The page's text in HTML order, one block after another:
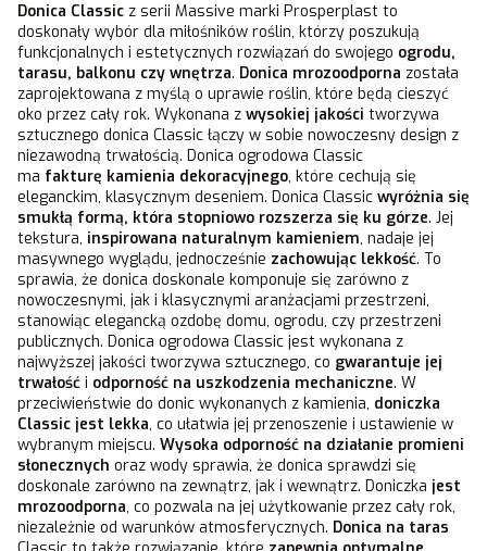
Donica Classic z serii Massive marki Prosperplast to
doskonały wybór dla miłośników roślin, którzy poszukują
funkcjonalnych i estetycznych rozwiązań do swojego ogrodu,
tarasu, balkonu czy wnętrza. Donica mrozoodporna została
zaprojektowana z myślą o uprawie roślin, które będą cieszyć
oko przez cały rok. Wykonana z wysokiej jakości tworzywa
sztucznego donica Classic łączy w sobie nowoczesny design z
niezawodną trwałością. Donica ogrodowa Classic
ma fakturę kamienia dekoracyjnego, które cechują się
eleganckim, klasycznym deseniem. Donica Classic wyróżnia się
smukłą formą, która stopniowo rozszerza się ku górze. Jej
tekstura, inspirowana naturalnym kamieniem, nadaje jej
masywnego wyglądu, jednocześnie zachowując lekkość. To
sprawia, że donica doskonale komponuje się zarówno z
nowoczesnymi, jak i klasycznymi aranżacjami przestrzeni,
stanowiąc elegancką ozdobę domu, ogrodu, czy przestrzeni
publicznych. Donica ogrodowa Classic jest wykonana z
najwyższej jakości tworzywa sztucznego, co gwarantuje jej
trwałość i odporność na uszkodzenia mechaniczne. W
przeciwieństwie do donic wykonanych z kamienia, doniczka
Classic jest lekka, co ułatwia jej przenoszenie i ustawienie w
wybranym miejscu. Wysoka odporność na działanie promieni
słonecznych oraz wody sprawia, że donica sprawdzi się
doskonale zarówno na zewnątrz, jak i wewnątrz. Doniczka jest
mrozoodporna, co pozwala na jej użytkowanie przez cały rok,
niezależnie od warunków atmosferycznych. Donica na taras